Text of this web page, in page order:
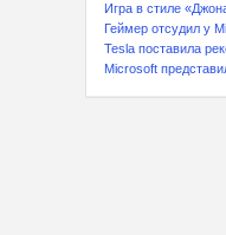
Игра в стиле
Геймер отсудил у
Tesla поставила
Microsoft